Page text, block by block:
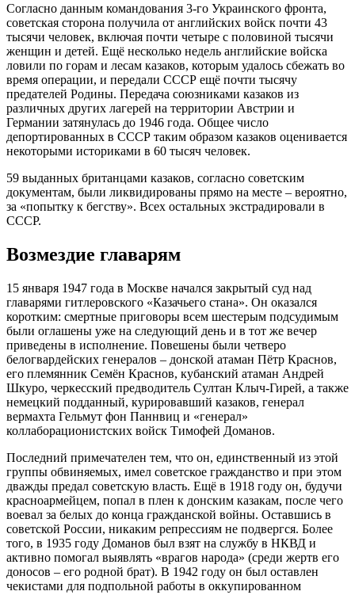
Согласно данным командования 3-го Украинского фронта,
советская сторона получила от английских войск почти 43
тысячи человек, включая почти четыре с половиной тысячи
женщин и детей. Ещё несколько недель английские войска
ловили по горам и лесам казаков, которым удалось сбежать во
время операции, и передали СССР ещё почти тысячу
предателей Родины. Передача союзниками казаков из
различных других лагерей на территории Австрии и
Германии затянулась до 1946 года. Общее число
депортированных в СССР таким образом казаков оценивается
некоторыми историками в 60 тысяч человек.
59 выданных британцами казаков, согласно советским
документам, были ликвидированы прямо на месте – вероятно,
за «попытку к бегству». Всех остальных экстрадировали в
СССР.
Возмездие главарям
15 января 1947 года в Москве начался закрытый суд над
главарями гитлеровского «Казачьего стана». Он оказался
коротким: смертные приговоры всем шестерым подсудимым
были оглашены уже на следующий день и в тот же вечер
приведены в исполнение. Повешены были четверо
белогвардейских генералов – донской атаман Пётр Краснов,
его племянник Семён Краснов, кубанский атаман Андрей
Шкуро, черкесский предводитель Султан Клыч-Гирей, а также
немецкий подданный, курировавший казаков, генерал
вермахта Гельмут фон Паннвиц и «генерал»
коллаборационистских войск Тимофей Доманов.
Последний примечателен тем, что он, единственный из этой
группы обвиняемых, имел советское гражданство и при этом
дважды предал советскую власть. Ещё в 1918 году он, будучи
красноармейцем, попал в плен к донским казакам, после чего
воевал за белых до конца гражданской войны. Оставшись в
советской России, никаким репрессиям не подвергся. Более
того, в 1935 году Доманов был взят на службу в НКВД и
активно помогал выявлять «врагов народа» (среди жертв его
доносов – его родной брат). В 1942 году он был оставлен
чекистами для подпольной работы в оккупированном